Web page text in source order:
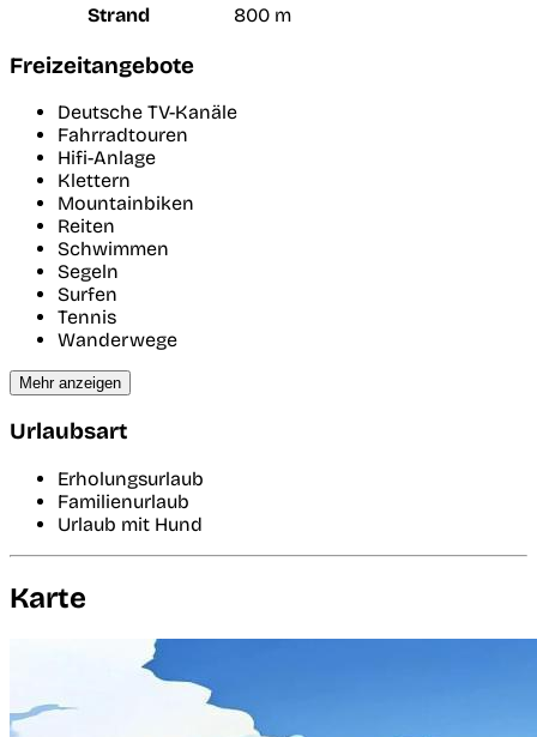
Strand
800 m
Freizeitangebote
Deutsche TV-Kanäle
Fahrradtouren
Hifi-Anlage
Klettern
Mountainbiken
Reiten
Schwimmen
Segeln
Surfen
Tennis
Wanderwege
Mehr anzeigen
Urlaubsart
Erholungsurlaub
Familienurlaub
Urlaub mit Hund
Karte